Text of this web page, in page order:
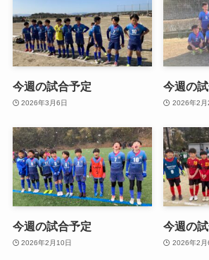
今週の試合予定
2026年3月6日
今週の
2026年2月
今週の試合予定
2026年2月10日
今週の
2026年2月